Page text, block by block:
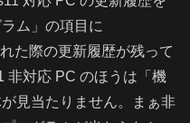
ム」の項目に
た際の更新履歴が残って
非対応 PC のほうは「機
見当たりません。まぁ非